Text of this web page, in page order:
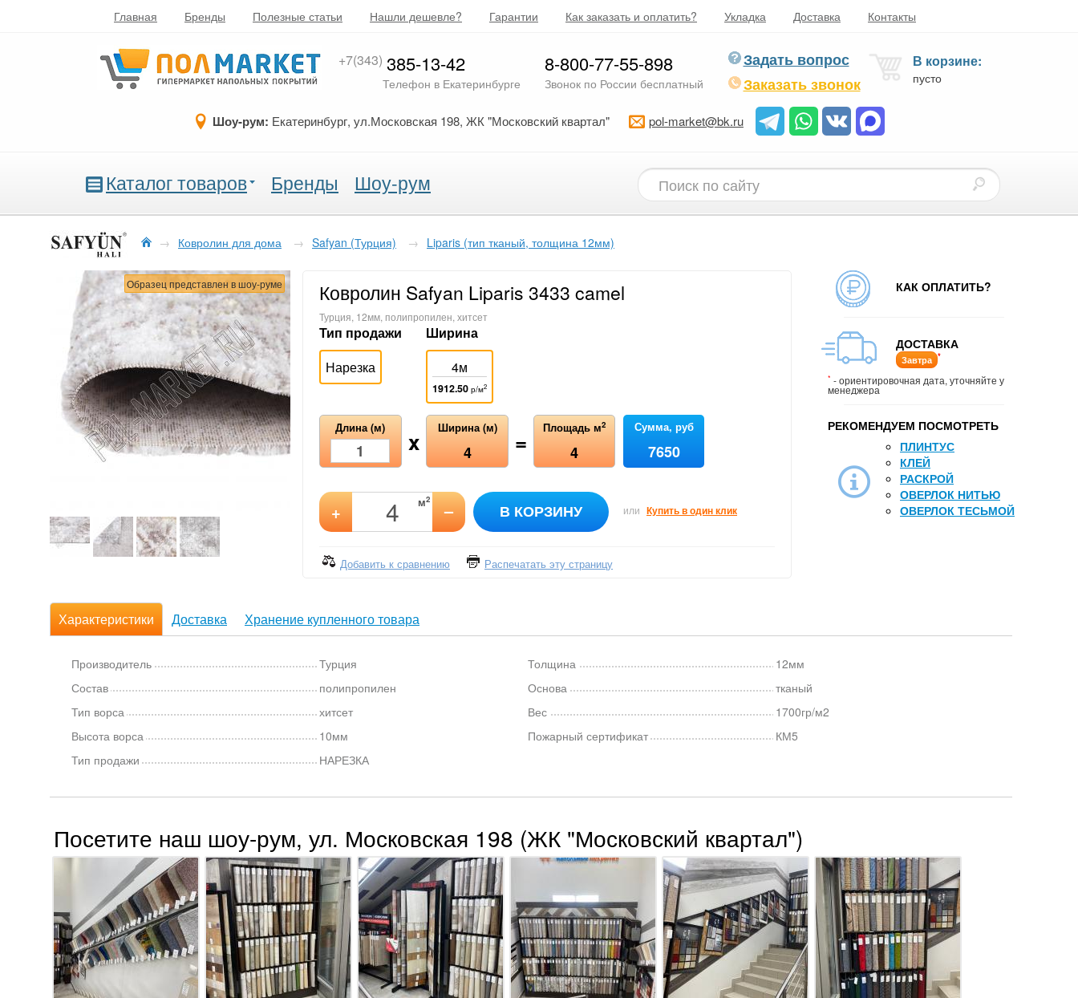
Главная Бренды Полезные статьи Нашли дешевле? Гарантии Как заказать и оплатить? Укладка Доставка Контакты
+7(343) 385-13-42
Телефон в Екатеринбурге
8-800-77-55-898
Звонок по России бесплатный
Задать вопрос
Заказать звонок
В корзине:
пусто
Шоу-рум: Екатеринбург, ул.Московская 198, ЖК "Московский квартал" pol-market@bk.ru
Каталог товаров Бренды Шоу-рум
→ Ковролин для дома → Safyan (Турция) → Liparis (тип тканый, толщина 12мм)
Образец представлен в шоу-руме Ковролин Safyan Liparis 3433 camel
Турция, 12мм, полипропилен, хитсет
Тип продажи
Нарезка
Ширина
4м
1912.50 р/м2
Длина (м) x Ширина (м)
4 = Площадь м2
4
Сумма, руб
7650
+ м2 – В КОРЗИНУ или Купить в один клик
Добавить к сравнению Распечатать эту страницу
КАК ОПЛАТИТЬ?
ДОСТАВКА
Завтра *
* - ориентировочная дата, уточняйте у
менеджера
РЕКОМЕНДУЕМ ПОСМОТРЕТЬ
ПЛИНТУС
КЛЕЙ
РАСКРОЙ
ОВЕРЛОК НИТЬЮ
ОВЕРЛОК ТЕСЬМОЙ
Характеристики Доставка Хранение купленного товара
Производитель
Турция
Состав
полипропилен
Тип ворса
хитсет
Высота ворса
10мм
Тип продажи
НАРЕЗКА
Толщина
12мм
Основа
тканый
Вес
1700гр/м2
Пожарный сертификат
КМ5
Посетите наш шоу-рум, ул. Московская 198 (ЖК "Московский квартал")